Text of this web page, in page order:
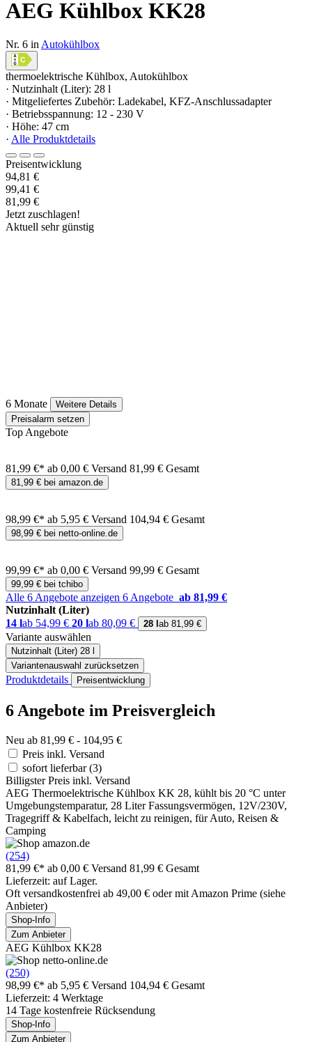
AEG Kühlbox KK28
Nr. 6 in Autokühlbox
thermoelektrische Kühlbox, Autokühlbox
· Nutzinhalt (Liter): 28 l
· Mitgeliefertes Zubehör: Ladekabel, KFZ-Anschlussadapter
· Betriebsspannung: 12 - 230 V
· Höhe: 47 cm
· Alle Produktdetails
Preisentwicklung
94,81 €
99,41 €
81,99 €
Jetzt zuschlagen!
Aktuell sehr günstig
6 Monate
Weitere Details
Preisalarm setzen
Top Angebote
81,99 €* ab 0,00 € Versand 81,99 € Gesamt
81,99 € bei amazon.de
98,99 €* ab 5,95 € Versand 104,94 € Gesamt
98,99 € bei netto-online.de
99,99 €* ab 0,00 € Versand 99,99 € Gesamt
99,99 € bei tchibo
Alle 6 Angebote anzeigen 6 Angebote ab 81,99 €
Nutzinhalt (Liter)
14 lab 54,99 € 20 lab 80,09 € 28 l ab 81,99 €
Variante auswählen
Nutzinhalt (Liter) 28 l
Variantenauswahl zurücksetzen
Produktdetails Preisentwicklung
6 Angebote im Preisvergleich
Neu ab 81,99 € - 104,95 €
Preis inkl. Versand
sofort lieferbar(3)
Billigster Preis inkl. Versand
AEG Thermoelektrische Kühlbox KK 28, kühlt bis 20 °C unter
Umgebungstemparatur, 28 Liter Fassungsvermögen, 12V/230V,
Tragegriff & Kabelfach, leicht zu reinigen, für Auto, Reisen &
Camping
(254)
81,99 €* ab 0,00 € Versand 81,99 € Gesamt
Lieferzeit: auf Lager.
Oft versandkostenfrei ab 49,00 € oder mit Amazon Prime (siehe
Anbieter)
Shop-Info
Zum Anbieter
AEG Kühlbox KK28
(250)
98,99 €* ab 5,95 € Versand 104,94 € Gesamt
Lieferzeit: 4 Werktage
14 Tage kostenfreie Rücksendung
Shop-Info
Zum Anbieter